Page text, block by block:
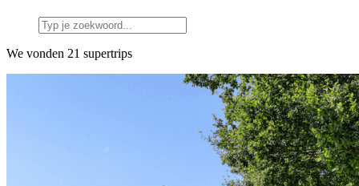
We vonden 21 supertrips